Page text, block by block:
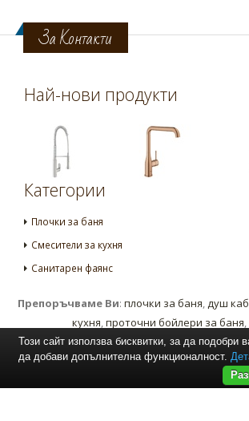
За Контакти
Най-нови продукти
Категории
Плочки за баня
Смесители за кухня
Санитарен фаянс
Препоръчваме Ви: плочки за баня,душ
кухня,проточни бойлери за баня,
Този сайт използва бисквитки, за да подобри
да добави допълнителна функционалност.